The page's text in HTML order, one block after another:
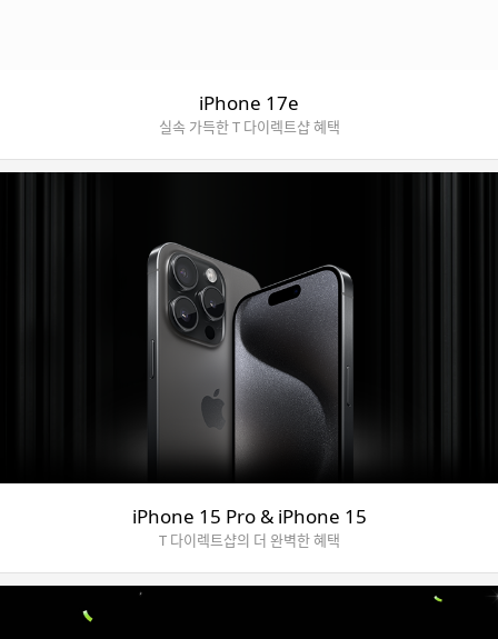
iPhone 17e
실속 가득한 T 다이렉트샵 혜택
iPhone 15 Pro & iPhone 15
T 다이렉트샵의 더 완벽한 혜택